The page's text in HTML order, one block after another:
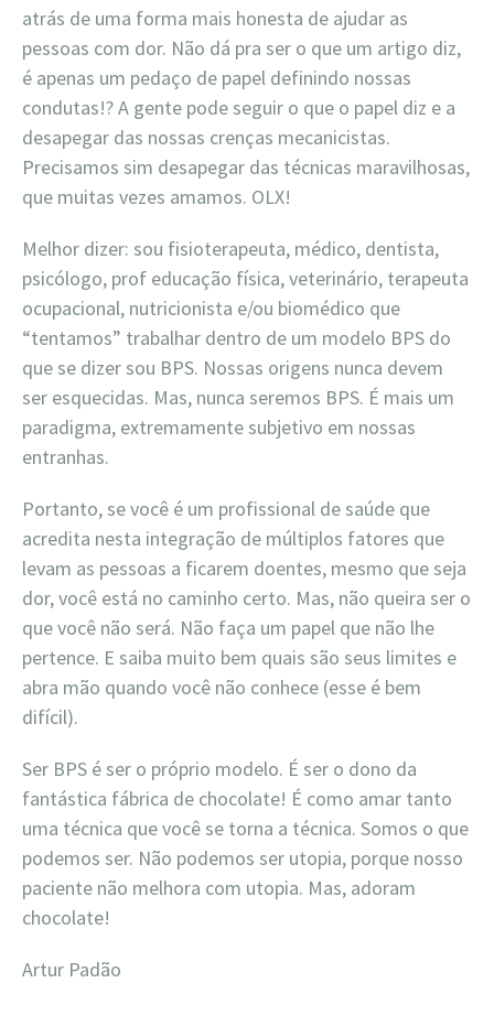
atrás de uma forma mais honesta de ajudar as
pessoas com dor. Não dá pra ser o que um artigo diz,
é apenas um pedaço de papel definindo nossas
condutas!? A gente pode seguir o que o papel diz e a
desapegar das nossas crenças mecanicistas.
Precisamos sim desapegar das técnicas maravilhosas,
que muitas vezes amamos. OLX!
Melhor dizer: sou fisioterapeuta, médico, dentista,
psicólogo, prof educação física, veterinário, terapeuta
ocupacional, nutricionista e/ou biomédico que
“tentamos” trabalhar dentro de um modelo BPS do
que se dizer sou BPS. Nossas origens nunca devem
ser esquecidas. Mas, nunca seremos BPS. É mais um
paradigma, extremamente subjetivo em nossas
entranhas.
Portanto, se você é um profissional de saúde que
acredita nesta integração de múltiplos fatores que
levam as pessoas a ficarem doentes, mesmo que seja
dor, você está no caminho certo. Mas, não queira ser o
que você não será. Não faça um papel que não lhe
pertence. E saiba muito bem quais são seus limites e
abra mão quando você não conhece (esse é bem
difícil).
Ser BPS é ser o próprio modelo. É ser o dono da
fantástica fábrica de chocolate! É como amar tanto
uma técnica que você se torna a técnica. Somos o que
podemos ser. Não podemos ser utopia, porque nosso
paciente não melhora com utopia. Mas, adoram
chocolate!
Artur Padão